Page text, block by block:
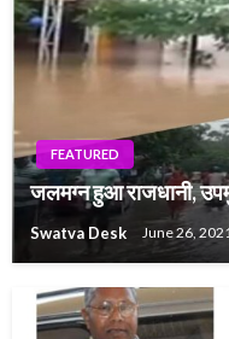
FEATURED
जलमग्न हुआ राजधानी,
Swatva Desk June 26,